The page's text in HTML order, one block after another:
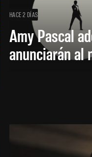
HACE 2 DÍAS
Amy Pascal
anunciarán al